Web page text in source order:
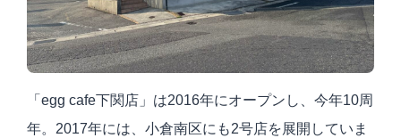
「egg cafe下関店」は2016年にオープンし、今年10周
年。2017年には、小倉南区にも2号店を展開していま